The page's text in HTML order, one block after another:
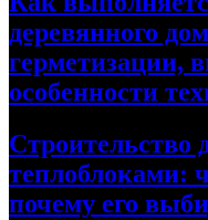
деревянного
герметизации,
особенности
Строительство
теплоблоками:
почему его